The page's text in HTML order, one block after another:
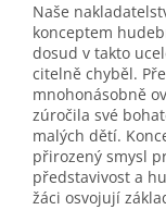
Naše
konceptem
dosud v takto
citelně chyběl.
mnohonásobně
zúročila své
malých dětí.
přirozený smysl
představivost a
žáci osvojují